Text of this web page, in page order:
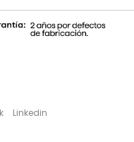
Linkedin